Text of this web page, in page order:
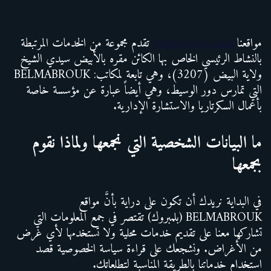
إلى
المحتوى
مواقعنا تقدم مجموعة من الخدمات المرتبطة
بالنشاط الرئيسي الخاص بها الكائن مقره بالأبيض سيدي الشيخ
ولاية البيض (3207)، وهي تابعة لمكاتب: BELMABROUK
التي تمارس دور الوسيط، وهي أيضاً عبارة عن مؤسسة خاصة
بأعمال السكرتاريا والاستشارة الإدارية.
ما البيانات الشخصية التي نجمعها ولماذا نقوم
بجمعها
في البداية نريدك أن تكون على دراية بأنَّ مواقع
BELMABROUK (بلمبروك) تقتصر في جمع المعلومات التي
تشاركها معنا على تقديم خدمات محلية ولا تستخدمها لأي غرض
من الأغراض. ونشجعك على قراءة سياسة الخصوصية قصد
استخدام خدماتنا بالطريقة المناسبة لتطلعاتك.